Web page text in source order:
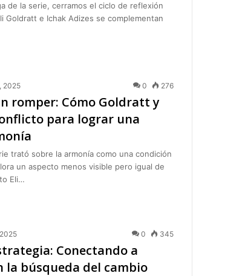
de la serie, cerramos el ciclo de reflexión
Goldratt e Ichak Adizes se complementan
2025 0 276
romper: Cómo Goldratt y
para lograr una
trató sobre la armonía como una condición
un aspecto menos visible pero igual de
Eli…
0 345
Conectando a
la búsqueda del cambio